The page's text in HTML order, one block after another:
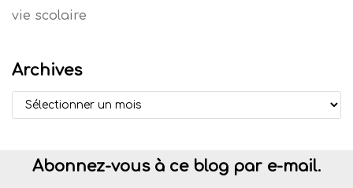
vie scolaire
Archives
Abonnez-vous à ce blog par e-mail.